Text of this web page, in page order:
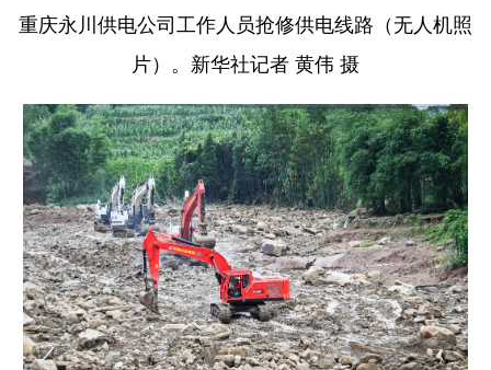
重庆永川供电公司工作人员抢修供电线路（无人机照
片）。新华社记者 黄伟 摄